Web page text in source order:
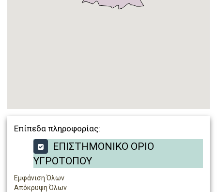
Επίπεδα πληροφορίας:
ΕΠΙΣΤΗΜΟΝΙΚΟ ΟΡΙΟ
ΥΓΡΟΤΟΠΟΥ
Εμφάνιση Όλων
Απόκρυψη Όλων